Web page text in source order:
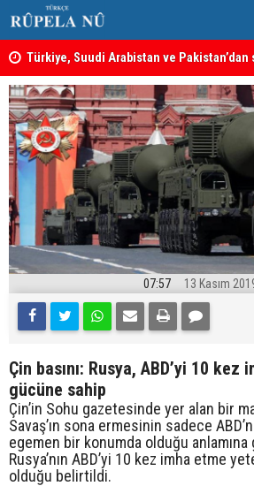
Türkiye, Suudi Arabistan ve Pakistan’dan
anlaşması: Bir üyeye saldırı, tüm üyelere
sayılacak
MEI Raporu: Peşmerge, Washington'ın
Önemli Güvenlik Ortaklarından Biri
07:57 13 Kasım
Çin basını: Rusya, ABD’yi 10 kez
gücüne sahip
Çin’in Sohu gazetesinde yer alan bir
Savaş’ın sona ermesinin sadece
egemen bir konumda olduğu
Rusya’nın ABD’yi 10 kez imha etme
olduğu belirtildi.